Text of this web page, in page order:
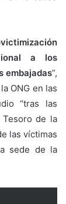
a los
embajadas”,
ONG en las
“tras las
de la
las víctimas
sede de la